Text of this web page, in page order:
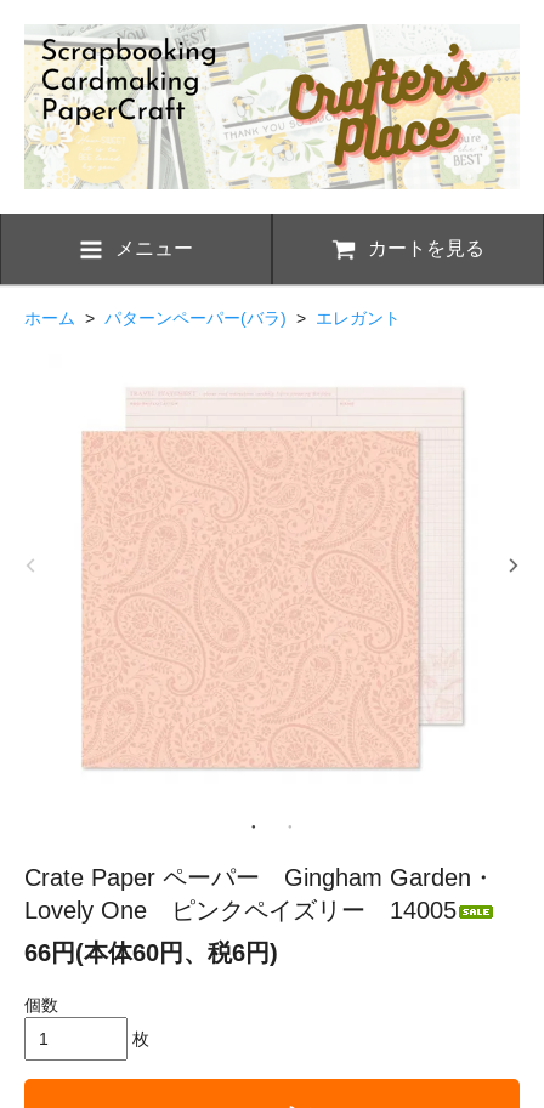
メニュー カートを見る
ホーム > パターンペーパー(バラ) > エレガント
Crate Paper ペーパー Gingham Garden・
Lovely One ピンクペイズリー 14005
66円(本体60円、税6円)
個数
枚